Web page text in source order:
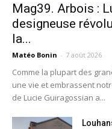
Mag39. Arbois :
designeuse
la...
Matéo Bonin - 7 août 2026
Comme la plupart des
une vie et embrassent
de Lucie Guiragossian a...